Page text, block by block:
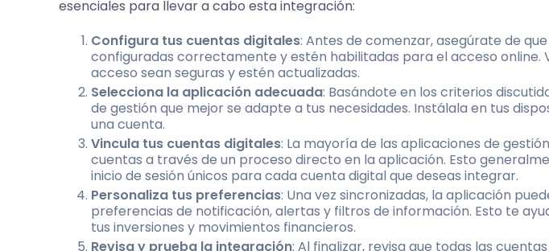
esenciales para llevar a cabo esta integración:
Configura tus cuentas digitales: Antes de comenzar, asegúrate de
configuradas correctamente y estén habilitadas para el acceso online.
acceso sean seguras y estén actualizadas.
Selecciona la aplicación adecuada: Basándote en los criterios
de gestión que mejor se adapte a tus necesidades. Instálala en tus
una cuenta.
Vincula tus cuentas digitales: La mayoría de las aplicaciones de
cuentas a través de un proceso directo en la aplicación. Esto
inicio de sesión únicos para cada cuenta digital que deseas integrar.
Personaliza tus preferencias: Una vez sincronizadas, la aplicación
preferencias de notificación, alertas y filtros de información. Esto te
tus inversiones y movimientos financieros.
Revisa y prueba la integración: Al finalizar, revisa que todas las